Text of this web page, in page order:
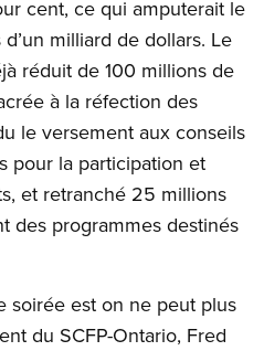
cent, ce qui amputerait le
milliard de dollars. Le
réduit de 100 millions de
à la réfection des
le versement aux conseils
pour la participation et
et retranché 25 millions
des programmes destinés
soirée est on ne peut plus
du SCFP-Ontario, Fred